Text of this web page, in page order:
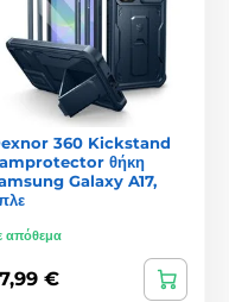
360 Kickstand
θήκη
Galaxy A17,
απόθεμα
€